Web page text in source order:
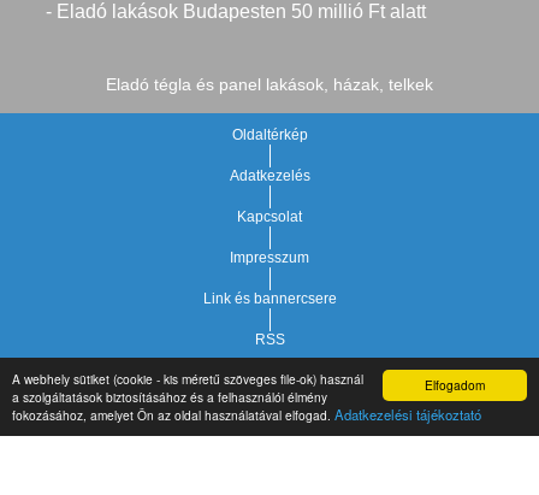
Elfogadom
A webhely sütiket (cookie - kis méretű szöveges file-ok) használ
a szolgáltatások biztosításához és a felhasználói élmény
fokozásához, amelyet Ön az oldal használatával elfogad. Adatkezelési tájékoztató
- Eladó lakások Budapesten 50 millió Ft alatt
Eladó tégla és panel lakások, házak, telkek
Oldaltérkép
Adatkezelés
Kapcsolat
Impresszum
Link és bannercsere
RSS
Copyright © 2021.Vár-Köz Kft. - Ingatlan nyilvántartó, ügyviteli és
adminisztrációs szoftver